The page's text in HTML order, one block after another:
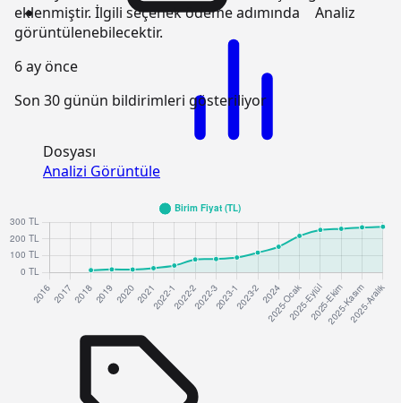
eklenmiştir. İlgili seçenek ödeme adımında
görüntülenebilecektir.
6 ay önce
Son 30 günün bildirimleri gösteriliyor
Analiz
Dosyası
Analizi Görüntüle